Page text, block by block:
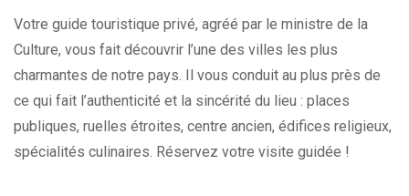
Votre guide touristique privé, agréé par le ministre de la
Culture, vous fait découvrir l’une des villes les plus
charmantes de notre pays. Il vous conduit au plus près de
ce qui fait l’authenticité et la sincérité du lieu : places
publiques, ruelles étroites, centre ancien, édifices religieux,
spécialités culinaires. Réservez votre visite guidée !